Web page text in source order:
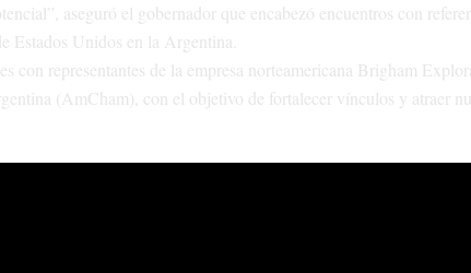
aseguró el gobernador que encabezó encuentros con
Estados Unidos en la Argentina.
con representantes de la empresa norteamericana Brigham
(AmCham), con el objetivo de fortalecer vínculos y atraer
con el presidente ejecutivo de Brigham Exploration,